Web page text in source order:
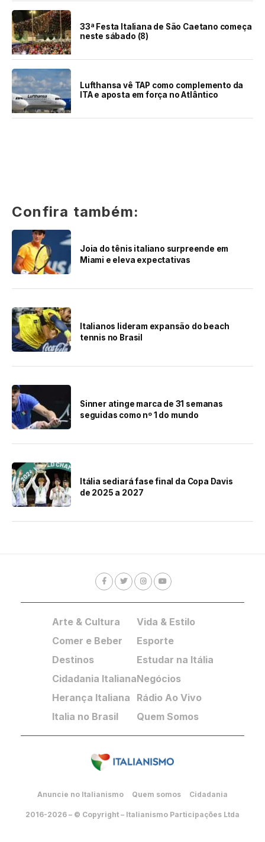
33ª Festa Italiana de São Caetano começa
neste sábado (8)
Lufthansa vê TAP como complemento da
ITA e aposta em força no Atlântico
Confira também:
Joia do tênis italiano surpreende em
Miami e eleva expectativas
Italianos lideram expansão do beach
tennis no Brasil
Sinner atinge marca de 31 semanas
seguidas como nº 1 do mundo
Itália sediará fase final da Copa Davis
de 2025 a 2027
Arte & Cultura
Comer e Beber
Destinos
Cidadania Italiana
Herança Italiana
Italia no Brasil
Vida & Estilo
Esporte
Estudar na Itália
Negócios
Rádio Ao Vivo
Quem Somos
Anuncie no Italianismo Quem somos Cidadania
2016-2026 – © Copyright – Italianismo Participações Ltda